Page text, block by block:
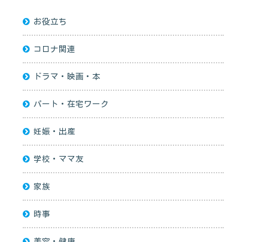
お役立ち
コロナ関連
ドラマ・映画・本
パート・在宅ワーク
妊娠・出産
学校・ママ友
家族
時事